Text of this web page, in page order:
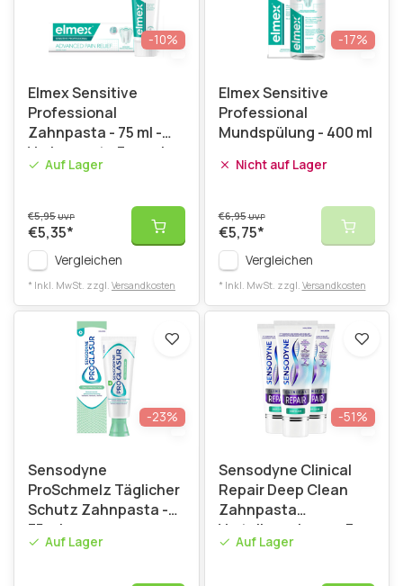
-10%
Elmex Sensitive
Professional
Zahnpasta - 75 ml -
Verbesserte Formel
Auf Lager
€5,95UVP
€5,35*
Vergleichen
* Inkl. MwSt. zzgl. Versandkosten
-17%
Elmex Sensitive
Professional
Mundspülung - 400 ml
Nicht auf Lager
€6,95UVP
€5,75*
Vergleichen
* Inkl. MwSt. zzgl. Versandkosten
-23%
Sensodyne
ProSchmelz Täglicher
Schutz Zahnpasta -
75 ml
Auf Lager
-51%
Sensodyne Clinical
Repair Deep Clean
Zahnpasta
Vorteilspackung – 3 x
75 mlAuf Lager